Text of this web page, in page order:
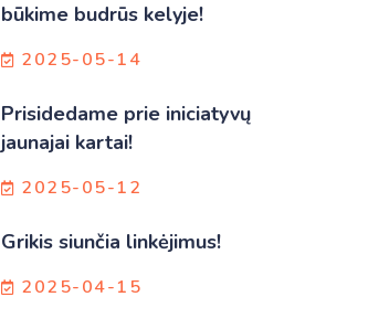
būkime budrūs kelyje!
2025-05-14
Prisidedame prie iniciatyvų
jaunajai kartai!
2025-05-12
Grikis siunčia linkėjimus!
2025-04-15